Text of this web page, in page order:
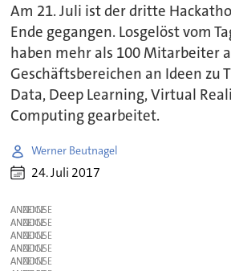
Am 21. Juli ist der dritte
Ende gegangen. Losgelöst vom
haben mehr als 100 Mitarbeiter
Geschäftsbereichen an Ideen zu
Data, Deep Learning, Virtual
Computing gearbeitet.
Werner Beutnagel
24. Juli 2017
ANZEIGE
ANZEIGE
ANZEIGE
ANZEIGE
ANZEIGE